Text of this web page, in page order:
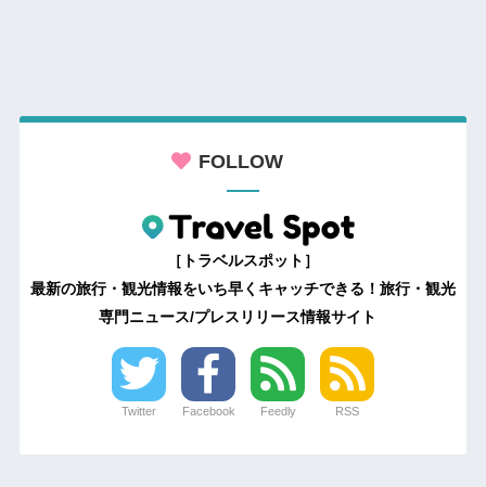
FOLLOW
［トラベルスポット］
最新の旅行・観光情報をいち早くキャッチできる！旅行・観光
専門ニュース/プレスリリース情報サイト
Twitter Facebook Feedly RSS